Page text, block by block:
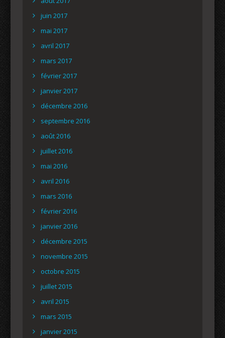
juin 2017
mai 2017
avril 2017
mars 2017
février 2017
janvier 2017
décembre 2016
septembre 2016
août 2016
juillet 2016
mai 2016
avril 2016
mars 2016
février 2016
janvier 2016
décembre 2015
novembre 2015
octobre 2015
juillet 2015
avril 2015
mars 2015
janvier 2015